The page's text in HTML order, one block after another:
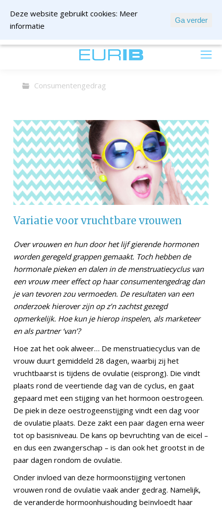
Consumentengedrag
Variatie voor vruchtbare vrouwen
Over vrouwen en hun door het lijf gierende hormonen
worden geregeld grappen gemaakt. Toch hebben de
hormonale pieken en dalen in de menstruatiecyclus van
een vrouw meer effect op haar consumentengedrag dan
je van tevoren zou vermoeden. De resultaten van een
onderzoek hierover zijn op z’n zachtst gezegd
opmerkelijk. Hoe kun je hierop inspelen, als marketeer
en als partner ‘van’?
Hoe zat het ook alweer… De menstruatiecyclus van de
vrouw duurt gemiddeld 28 dagen, waarbij zij het
vruchtbaarst is tijdens de ovulatie (eisprong). Die vindt
plaats rond de veertiende dag van de cyclus, en gaat
gepaard met een stijging van het hormoon oestrogeen.
De piek in deze oestrogeenstijging vindt een dag voor
de ovulatie plaats. Deze zakt een paar dagen erna weer
tot op basisniveau. De kans op bevruchting van de eicel –
en dus een zwangerschap – is dan ook het grootst in de
paar dagen rondom de ovulatie.
Onder invloed van deze hormoonstijging vertonen
vrouwen rond de ovulatie vaak ander gedrag. Namelijk,
de veranderde hormoonhuishouding beïnvloedt haar
Deze website gebruikt cookies: Meer
informatie
Ga verder